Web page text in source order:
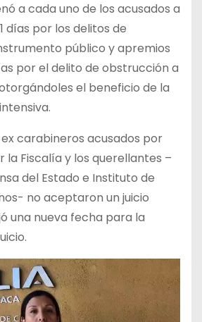
a cada uno de los acusados a
días por los delitos de
público y apremios
por el delito de obstrucción a
el beneficio de la
carabineros acusados por
la Fiscalía y los querellantes –
del Estado e Instituto de
no aceptaron un juicio
una nueva fecha para la